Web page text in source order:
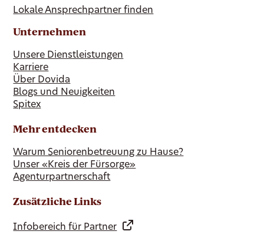
Lokale Ansprechpartner finden
Unternehmen
Unsere Dienstleistungen
Karriere
Über Dovida
Blogs und Neuigkeiten
Spitex
Mehr entdecken
Warum Seniorenbetreuung zu Hause?
Unser «Kreis der Fürsorge»
Agenturpartnerschaft
Zusätzliche Links
Infobereich für Partner